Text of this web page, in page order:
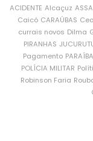
ACIDENTE Alcaçuz
Caicó CARAÚBAS
currais novos Dilma
PIRANHAS
Pagamento PARAÍBA
POLÍCIA MILITAR
Robinson Faria